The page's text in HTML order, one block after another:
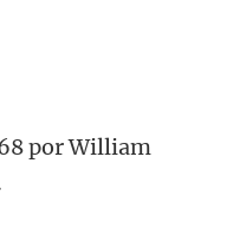
por William